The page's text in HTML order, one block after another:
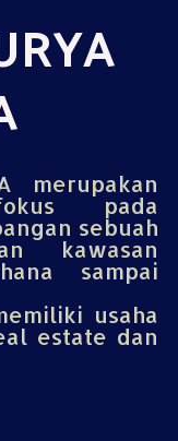
merupakan
pada
sebuah
kawasan
sampai
usaha
estate dan